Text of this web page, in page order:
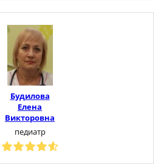
Будилова
Елена
Викторовна
педиатр